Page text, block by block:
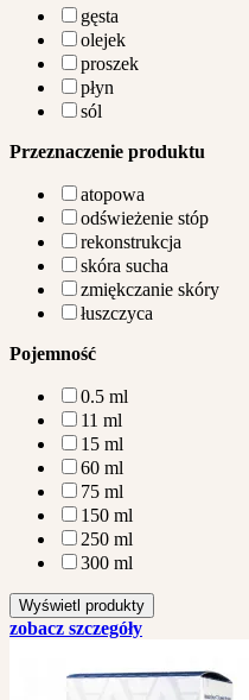
gęsta
olejek
proszek
płyn
sól
Przeznaczenie produktu
atopowa
odświeżenie stóp
rekonstrukcja
skóra sucha
zmiękczanie skóry
łuszczyca
Pojemność
0.5 ml
11 ml
15 ml
60 ml
75 ml
150 ml
250 ml
300 ml
zobacz szczegóły